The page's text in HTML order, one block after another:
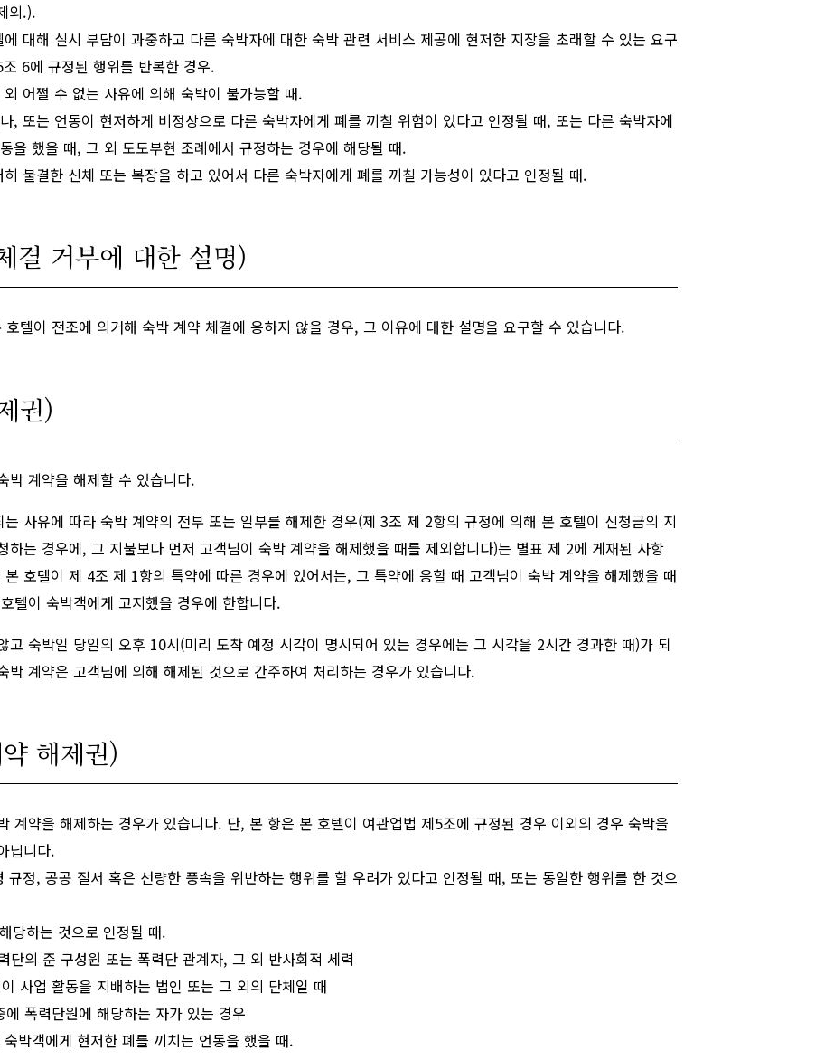
외.).
대해 실시 부담이 과중하고 다른 숙박자에 대한 숙박 관련 서비스 제공에 현저한 지장을 초래할 수 있는 요구
6에 규정된 행위를 반복한 경우.
어쩔 수 없는 사유에 의해 숙박이 불가능할 때.
, 또는 언동이 현저하게 비정상으로 다른 숙박자에게 폐를 끼칠 위험이 있다고 인정될 때, 또는 다른 숙박자에
을 했을 때, 그 외 도도부현 조례에서 규정하는 경우에 해당될 때.
불결한 신체 또는 복장을 하고 있어서 다른 숙박자에게 폐를 끼칠 가능성이 있다고 인정될 때.
결 거부에 대한 설명)
텔이 전조에 의거해 숙박 계약 체결에 응하지 않을 경우, 그 이유에 대한 설명을 요구할 수 있습니다.
권)
박 계약을 해제할 수 있습니다.
사유에 따라 숙박 계약의 전부 또는 일부를 해제한 경우(제 3조 제 2항의 규정에 의해 본 호텔이 신청금의 지
하는 경우에, 그 지불보다 먼저 고객님이 숙박 계약을 해제했을 때를 제외합니다)는 별표 제 2에 게재된 사항
호텔이 제 4조 제 1항의 특약에 따른 경우에 있어서는, 그 특약에 응할 때 고객님이 숙박 계약을 해제했을 때
텔이 숙박객에게 고지했을 경우에 한합니다.
고 숙박일 당일의 오후 10시(미리 도착 예정 시각이 명시되어 있는 경우에는 그 시각을 2시간 경과한 때)가 되
박 계약은 고객님에 의해 해제된 것으로 간주하여 처리하는 경우가 있습니다.
해제권)
계약을 해제하는 경우가 있습니다. 단, 본 항은 본 호텔이 여관업법 제5조에 규정된 경우 이외의 경우 숙박을
닙니다.
규정, 공공 질서 혹은 선량한 풍속을 위반하는 행위를 할 우려가 있다고 인정될 때, 또는 동일한 행위를 한 것으
당하는 것으로 인정될 때.
단의 준 구성원 또는 폭력단 관계자, 그 외 반사회적 세력
사업 활동을 지배하는 법인 또는 그 외의 단체일 때
폭력단원에 해당하는 자가 있는 경우
박객에게 현저한 폐를 끼치는 언동을 했을 때.